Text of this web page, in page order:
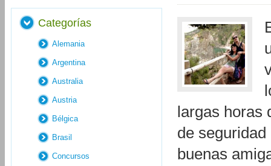
largas horas
de
buenas
Categorías
Alemania
Argentina
Australia
Austria
Bélgica
Brasil
Concursos